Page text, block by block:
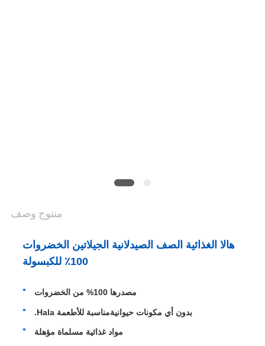
منتوج وصف
هالا الغذائية الصف الصيدلانية الجيلاتين الخضروات
100٪ للكبسولة
مصدرها 100% من الخضروات
بدون أي مكونات حيوانيةمناسبة للأطعمة Hala .
مواد غذائية مسلماة مؤهلة